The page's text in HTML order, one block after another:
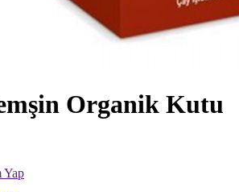
Organik Kutu
Yap